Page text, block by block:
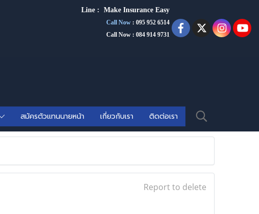
Line : Make Insurance Easy
Call Now : 095 952 6514
Call Now : 084 914 9731
สมัครตัวแทนนายหน้า เกี่ยวกับเรา ติดต่อเรา
Report to delete